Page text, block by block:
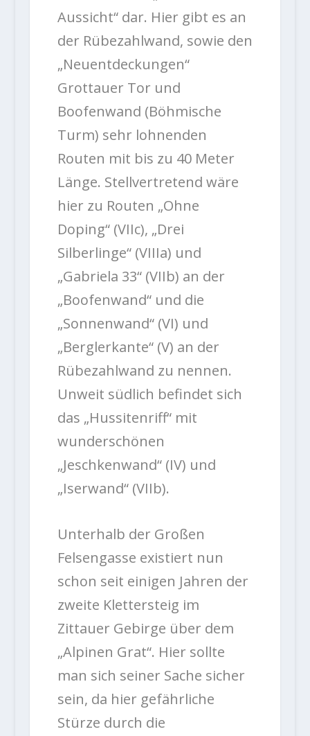
Aussicht“ dar. Hier gibt es an
der Rübezahlwand, sowie den
„Neuentdeckungen“
Grottauer Tor und
Boofenwand (Böhmische
Turm) sehr lohnenden
Routen mit bis zu 40 Meter
Länge. Stellvertretend wäre
hier zu Routen „Ohne
Doping“ (VIIc), „Drei
Silberlinge“ (VIIIa) und
„Gabriela 33“ (VIIb) an der
„Boofenwand“ und die
„Sonnenwand“ (VI) und
„Berglerkante“ (V) an der
Rübezahlwand zu nennen.
Unweit südlich befindet sich
das „Hussitenriff“ mit
wunderschönen
„Jeschkenwand“ (IV) und
„Iserwand“ (VIIb).
Unterhalb der Großen
Felsengasse existiert nun
schon seit einigen Jahren der
zweite Klettersteig im
Zittauer Gebirge über dem
„Alpinen Grat“. Hier sollte
man sich seiner Sache sicher
sein, da hier gefährliche
Stürze durch die